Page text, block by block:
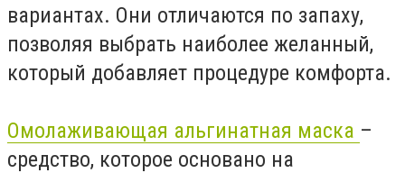
вариантах. Они отличаются по запаху,
позволяя выбрать наиболее желанный,
который добавляет процедуре комфорта.
Омолаживающая альгинатная маска –
средство, которое основано на